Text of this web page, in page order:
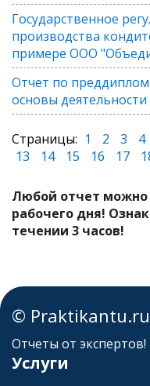
Государственное
производства
примере ООО
Отчет по
основы
Страницы: 1 2 3 4
13
14 15 16 17
Любой отчет можно
рабочего дня!
течении 3 часов!
©
Отчеты от экспертов!
Услуги